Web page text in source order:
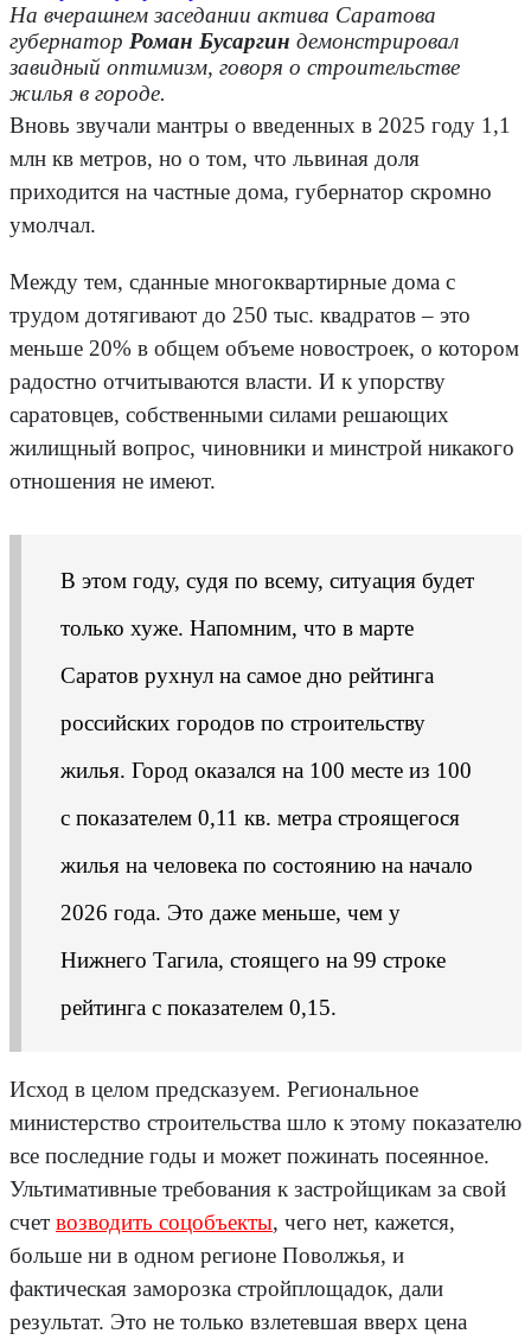
На вчерашнем заседании актива Саратова
губернатор Роман Бусаргин демонстрировал
завидный оптимизм, говоря о строительстве
жилья в городе.
Вновь звучали мантры о введенных в 2025 году 1,1
млн кв метров, но о том, что львиная доля
приходится на частные дома, губернатор скромно
умолчал.
Между тем, сданные многоквартирные дома с
трудом дотягивают до 250 тыс. квадратов – это
меньше 20% в общем объеме новостроек, о котором
радостно отчитываются власти. И к упорству
саратовцев, собственными силами решающих
жилищный вопрос, чиновники и минстрой никакого
отношения не имеют.
В этом году, судя по всему, ситуация будет
только хуже. Напомним, что в марте
Саратов рухнул на самое дно рейтинга
российских городов по строительству
жилья. Город оказался на 100 месте из 100
с показателем 0,11 кв. метра строящегося
жилья на человека по состоянию на начало
2026 года. Это даже меньше, чем у
Нижнего Тагила, стоящего на 99 строке
рейтинга с показателем 0,15.
Исход в целом предсказуем. Региональное
министерство строительства шло к этому показателю
все последние годы и может пожинать посеянное.
Ультимативные требования к застройщикам за свой
счет возводить соцобъекты, чего нет, кажется,
больше ни в одном регионе Поволжья, и
фактическая заморозка стройплощадок, дали
результат. Это не только взлетевшая вверх цена